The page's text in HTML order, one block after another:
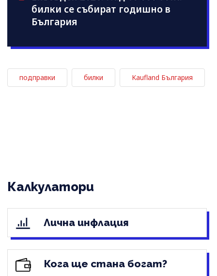
билки се събират годишно в
България
подправки билки Kaufland България
Калкулатори
Лична инфлация
Кога ще стана богат?